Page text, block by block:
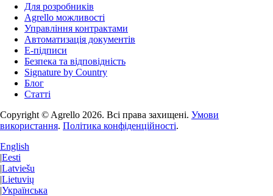
Для розробників
Agrello можливості
Управління контрактами
Автоматизація документів
E-підписи
Безпека та відповідність
Signature by Country
Блог
Статті
Copyright © Agrello 2026. Всі права захищені. Умови
використання. Політика конфіденційності.
English
|Eesti
|Latviešu
|Lietuvių
|Українська